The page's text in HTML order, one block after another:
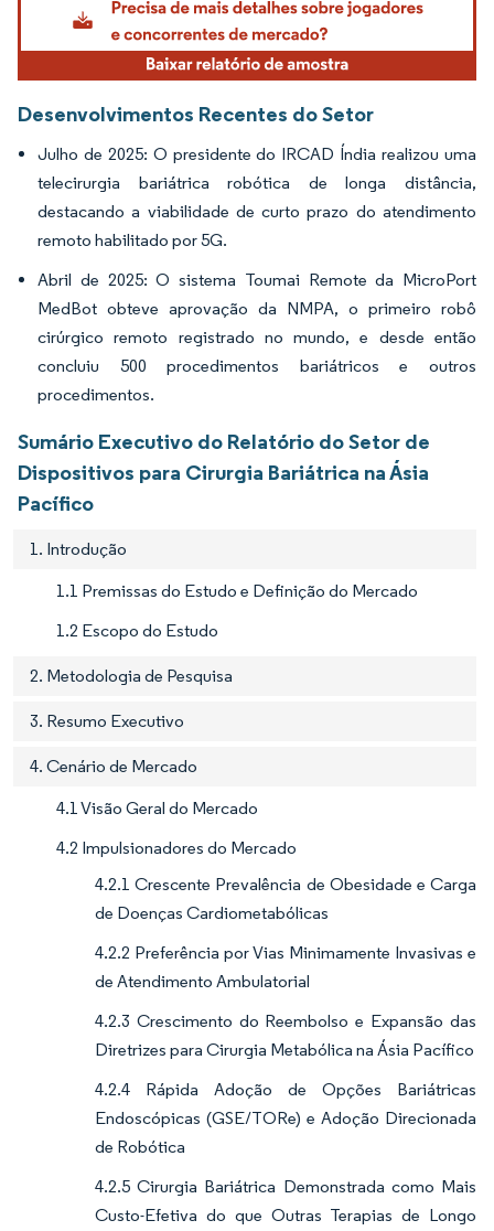
Desenvolvimentos Recentes do Setor
Julho de 2025: O presidente do IRCAD Índia realizou uma
telecirurgia bariátrica robótica de longa distância,
destacando a viabilidade de curto prazo do atendimento
remoto habilitado por 5G.
Abril de 2025: O sistema Toumai Remote da MicroPort
MedBot obteve aprovação da NMPA, o primeiro robô
cirúrgico remoto registrado no mundo, e desde então
concluiu 500 procedimentos bariátricos e outros
procedimentos.
Sumário Executivo do Relatório do Setor de
Dispositivos para Cirurgia Bariátrica na Ásia
Pacífico
1. Introdução
1.1 Premissas do Estudo e Definição do Mercado
1.2 Escopo do Estudo
2. Metodologia de Pesquisa
3. Resumo Executivo
4. Cenário de Mercado
4.1 Visão Geral do Mercado
4.2 Impulsionadores do Mercado
4.2.1 Crescente Prevalência de Obesidade e Carga
de Doenças Cardiometabólicas
4.2.2 Preferência por Vias Minimamente Invasivas e
de Atendimento Ambulatorial
4.2.3 Crescimento do Reembolso e Expansão das
Diretrizes para Cirurgia Metabólica na Ásia Pacífico
4.2.4 Rápida Adoção de Opções Bariátricas
Endoscópicas (GSE/TORe) e Adoção Direcionada
de Robótica
4.2.5 Cirurgia Bariátrica Demonstrada como Mais
Custo-Efetiva do que Outras Terapias de Longo